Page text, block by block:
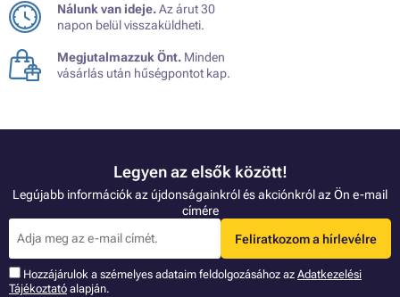
Nálunk van ideje.Az árut 30
napon belül visszaküldheti.
Megjutalmazzuk Önt. Minden
vásárlás után hűségpontot kap.
Legyen az elsők között!
Legújabb információk az újdonságainkról és akciónkról az Ön e-mail
címére
Feliratkozom a hírlevélre
Hozzájárulok a szémelyes adataim feldolgozásához az Adatkezelési
Tájékoztató alapján.